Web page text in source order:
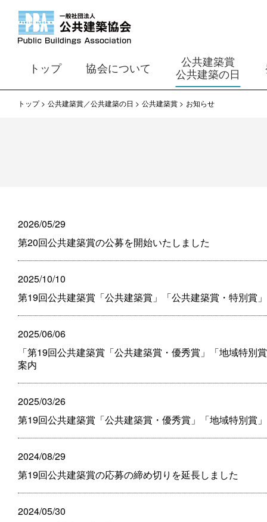
トップ 協会について
公共建築賞
公共建築の日
トップ 公共建築賞／公共建築の日 公共建築賞 お知らせ
2026/05/29
第20回公共建築賞の公募を開始いたしました
2025/10/10
第19回公共建築賞「公共建築賞」「公共建築賞・特別賞
2025/06/06
「第19回公共建築賞「公共建築賞・優秀賞」「地域特別
案内
2025/03/26
第19回公共建築賞「公共建築賞・優秀賞」「地域特別賞
2024/08/29
第19回公共建築賞の応募の締め切りを延長しました
2024/05/30